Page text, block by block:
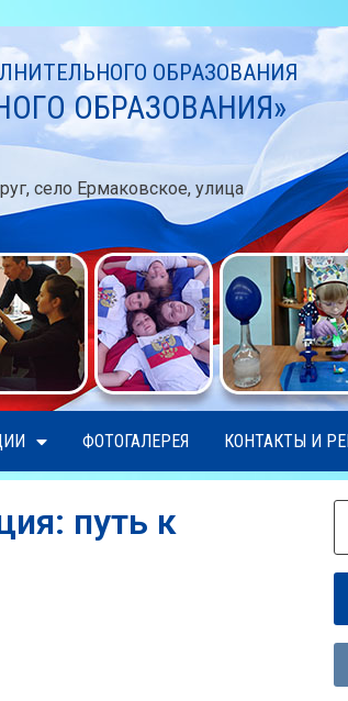
ОБРАЗОВАНИЯ
ОБРАЗОВАНИЯ»
село Ермаковское, улица
ФОТОГАЛЕРЕЯ КОНТАКТЫ И
путь к